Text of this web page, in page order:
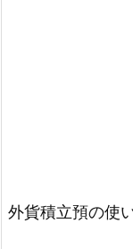
外貨積立預の使